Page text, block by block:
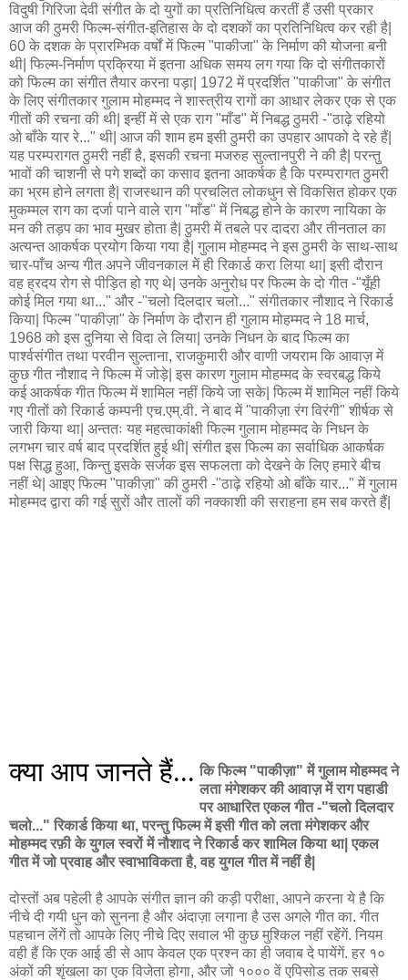
विदुषी गिरिजा देवी संगीत के दो युगों का प्रतिनिधित्व करतीं हैं उसी प्रकार
आज की ठुमरी फिल्म-संगीत-इतिहास के दो दशकों का प्रतिनिधित्व कर रही है|
60 के दशक के प्रारम्भिक वर्षों में फिल्म "पाकीजा" के निर्माण की योजना बनी
थी| फिल्म-निर्माण प्रक्रिया में इतना अधिक समय लग गया कि दो संगीतकारों
को फिल्म का संगीत तैयार करना पड़ा| 1972 में प्रदर्शित "पाकीजा" के संगीत
के लिए संगीतकार गुलाम मोहम्मद ने शास्त्रीय रागों का आधार लेकर एक से एक
गीतों की रचना की थी| इन्हीं में से एक राग "माँड" में निबद्ध ठुमरी -"ठाढ़े रहियो
ओ बाँके यार रे..." थी| आज की शाम हम इसी ठुमरी का उपहार आपको दे रहे हैं|
यह परम्परागत ठुमरी नहीं है, इसकी रचना मजरुह सुल्तानपुरी ने की है| परन्तु
भावों की चाशनी से पगे शब्दों का कसाव इतना आकर्षक है कि परम्परागत ठुमरी
का भ्रम होने लगता है| राजस्थान की प्रचलित लोकधुन से विकसित होकर एक
मुकम्मल राग का दर्जा पाने वाले राग "माँड" में निबद्ध होने के कारण नायिका के
मन की तड़प का भाव मुखर होता है| ठुमरी में तबले पर दादरा और तीनताल का
अत्यन्त आकर्षक प्रयोग किया गया है| गुलाम मोहम्मद ने इस ठुमरी के साथ-साथ
चार-पाँच अन्य गीत अपने जीवनकाल में ही रिकार्ड करा लिया था| इसी दौरान
वह ह्रदय रोग से पीड़ित हो गए थे| उनके अनुरोध पर फिल्म के दो गीत -"यूँही
कोई मिल गया था..." और -"चलो दिलदार चलो..." संगीतकार नौशाद ने रिकार्ड
किया| फिल्म "पाकीज़ा" के निर्माण के दौरान ही गुलाम मोहम्मद ने 18 मार्च,
1968 को इस दुनिया से विदा ले लिया| उनके निधन के बाद फिल्म का
पार्श्वसंगीत तथा परवीन सुल्ताना, राजकुमारी और वाणी जयराम कि आवाज़ में
कुछ गीत नौशाद ने फिल्म में जोड़े| इस कारण गुलाम मोहम्मद के स्वरबद्ध किये
कई आकर्षक गीत फिल्म में शामिल नहीं किये जा सके| फिल्म में शामिल नहीं किये
गए गीतों को रिकार्ड कम्पनी एच.एम्.वी. ने बाद में "पाकीज़ा रंग विरंगी" शीर्षक से
जारी किया था| अन्ततः यह महत्वाकांक्षी फिल्म गुलाम मोहम्मद के निधन के
लगभग चार वर्ष बाद प्रदर्शित हुई थी| संगीत इस फिल्म का सर्वाधिक आकर्षक
पक्ष सिद्ध हुआ, किन्तु इसके सर्जक इस सफलता को देखने के लिए हमारे बीच
नहीं थे| आइए फिल्म "पाकीज़ा" की ठुमरी -"ठाढ़े रहियो ओ बाँके यार..." में गुलाम
मोहम्मद द्वारा की गई सुरों और तालों की नक्काशी की सराहना हम सब करते हैं|
क्या आप जानते हैं... कि फिल्म "पाकीज़ा" में गुलाम मोहम्मद ने
लता मंगेशकर की आवाज़ में राग पहाडी
पर आधारित एकल गीत -"चलो दिलदार
चलो..." रिकार्ड किया था, परन्तु फिल्म में इसी गीत को लता मंगेशकर और
मोहम्मद रफ़ी के युगल स्वरों में नौशाद ने रिकार्ड कर शामिल किया था| एकल
गीत में जो प्रवाह और स्वाभाविकता है, वह युगल गीत में नहीं है|
दोस्तों अब पहेली है आपके संगीत ज्ञान की कड़ी परीक्षा, आपने करना ये है कि
नीचे दी गयी धुन को सुनना है और अंदाज़ा लगाना है उस अगले गीत का. गीत
पहचान लेंगें तो आपके लिए नीचे दिए सवाल भी कुछ मुश्किल नहीं रहेंगें. नियम
वही हैं कि एक आई डी से आप केवल एक प्रश्न का ही जवाब दे पायेंगें. हर १०
अंकों की शृंखला का एक विजेता होगा, और जो १००० वें एपिसोड तक सबसे